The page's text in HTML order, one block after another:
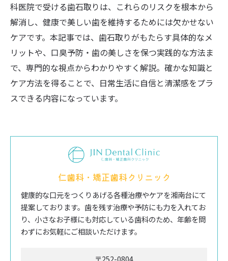
科医院で受ける歯石取りは、これらのリスクを根本から
解消し、健康で美しい歯を維持するためには欠かせない
ケアです。本記事では、歯石取りがもたらす具体的なメ
リットや、口臭予防・歯の美しさを保つ実践的な方法ま
で、専門的な視点からわかりやすく解説。確かな知識と
ケア方法を得ることで、日常生活に自信と清潔感をプラ
スできる内容になっています。
仁歯科・矯正歯科クリニック
健康的な口元をつくりあげる各種治療やケアを湘南台にて
提案しております。歯を残す治療や予防にも力を入れてお
り、小さなお子様にも対応している歯科のため、年齢を問
わずにお気軽にご相談いただけます。